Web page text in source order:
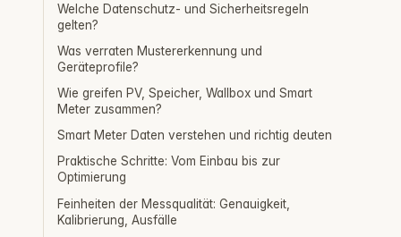
Welche Datenschutz- und Sicherheitsregeln
gelten?
Was verraten Mustererkennung und
Geräteprofile?
Wie greifen PV, Speicher, Wallbox und Smart
Meter zusammen?
Smart Meter Daten verstehen und richtig deuten
Praktische Schritte: Vom Einbau bis zur
Optimierung
Feinheiten der Messqualität: Genauigkeit,
Kalibrierung, Ausfälle